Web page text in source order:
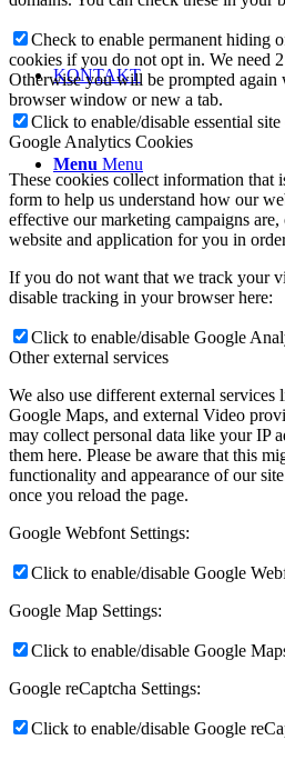
KONTAKT
Menu Menu
Check to enable permanent hiding
cookies if you do not opt in. We need
Otherwise you will be prompted again
browser window or new a tab.
Click to enable/disable essential site
Google Analytics Cookies
These cookies collect information that
form to help us understand how our
effective our marketing campaigns
website and application for you in
If you do not want that we track your
disable tracking in your browser here:
Click to enable/disable Google
Other external services
We also use different external services
Google Maps, and external Video
may collect personal data like your IP
them here. Please be aware that this
functionality and appearance of our
once you reload the page.
Google Webfont Settings:
Click to enable/disable Google
Google Map Settings:
Click to enable/disable Google
Google reCaptcha Settings:
Click to enable/disable Google